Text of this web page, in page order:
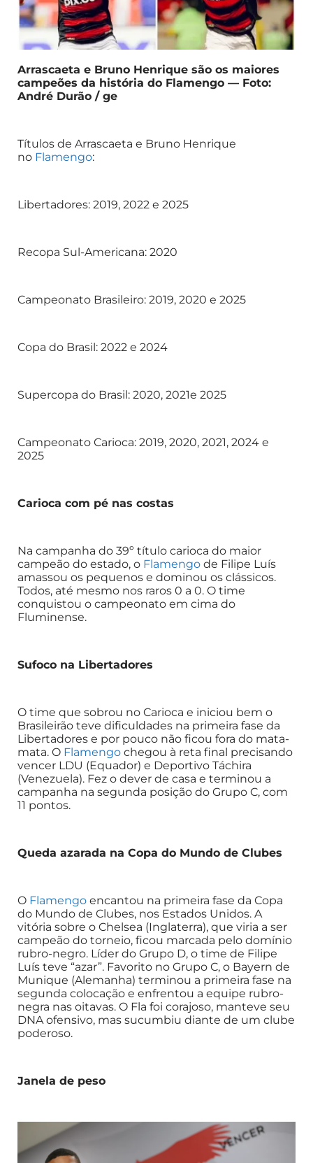
Arrascaeta e Bruno Henrique são os maiores
campeões da história do Flamengo — Foto:
André Durão / ge
Títulos de Arrascaeta e Bruno Henrique
no Flamengo:
Libertadores: 2019, 2022 e 2025
Recopa Sul-Americana: 2020
Campeonato Brasileiro: 2019, 2020 e 2025
Copa do Brasil: 2022 e 2024
Supercopa do Brasil: 2020, 2021e 2025
Campeonato Carioca: 2019, 2020, 2021, 2024 e
2025
Carioca com pé nas costas
Na campanha do 39º título carioca do maior
campeão do estado, o Flamengo de Filipe Luís
amassou os pequenos e dominou os clássicos.
Todos, até mesmo nos raros 0 a 0. O time
conquistou o campeonato em cima do
Fluminense.
Sufoco na Libertadores
O time que sobrou no Carioca e iniciou bem o
Brasileirão teve dificuldades na primeira fase da
Libertadores e por pouco não ficou fora do mata-
mata. O Flamengo chegou à reta final precisando
vencer LDU (Equador) e Deportivo Táchira
(Venezuela). Fez o dever de casa e terminou a
campanha na segunda posição do Grupo C, com
11 pontos.
Queda azarada na Copa do Mundo de Clubes
O Flamengo encantou na primeira fase da Copa
do Mundo de Clubes, nos Estados Unidos. A
vitória sobre o Chelsea (Inglaterra), que viria a ser
campeão do torneio, ficou marcada pelo domínio
rubro-negro. Líder do Grupo D, o time de Filipe
Luís teve “azar”. Favorito no Grupo C, o Bayern de
Munique (Alemanha) terminou a primeira fase na
segunda colocação e enfrentou a equipe rubro-
negra nas oitavas. O Fla foi corajoso, manteve seu
DNA ofensivo, mas sucumbiu diante de um clube
poderoso.
Janela de peso